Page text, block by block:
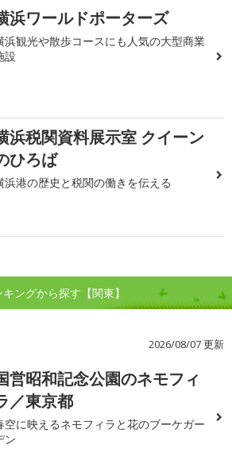
浜ワールドポーターズ
浜観光や散歩コースにも人気の大型商業
設
浜税関資料展示室 クイーン
ひろば
浜港の歴史と税関の働きを伝える
ングから探す【関東】
2026/08/07 更新
営昭和記念公園のネモフィ
／東京都
空に映えるネモフィラと花のブーケガー
ン